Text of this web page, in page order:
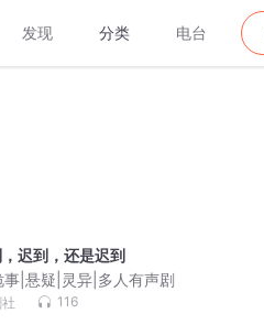
发现 分类 电台
迟到，还是迟到
事|悬疑|灵异|多人有声剧
116